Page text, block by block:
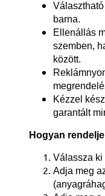
barna.
Ellenállás
szemben,
között.
Kézzel
garantált
Hogyan
Válassza ki
Adja meg